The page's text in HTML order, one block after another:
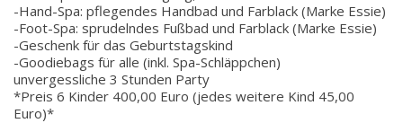
-Hand-Spa: pflegendes Handbad und Farblack (Marke Essie)
-Foot-Spa: sprudelndes Fußbad und Farblack (Marke Essie)
-Geschenk für das Geburtstagskind
-Goodiebags für alle (inkl. Spa-Schläppchen)
unvergessliche 3 Stunden Party
*Preis 6 Kinder 400,00 Euro (jedes weitere Kind 45,00
Euro)*